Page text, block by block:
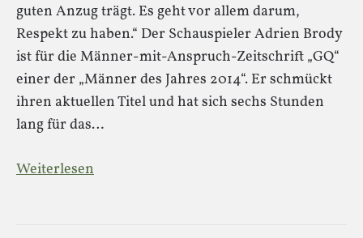
guten Anzug trägt. Es geht vor allem darum,
Respekt zu haben.“ Der Schauspieler Adrien Brody
ist für die Männer-mit-Anspruch-Zeitschrift „GQ“
einer der „Männer des Jahres 2014“. Er schmückt
ihren aktuellen Titel und hat sich sechs Stunden
lang für das…
Weiterlesen